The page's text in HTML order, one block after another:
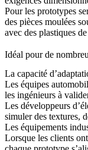
Pour les prototypes
des pièces moulées
avec des plastiques
Idéal pour de
La capacité
Les équipes
les ingénieurs à
Les développeurs
simuler des textures,
Les équipements
Lorsque les clients